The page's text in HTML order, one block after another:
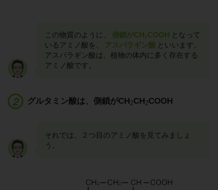
この物質のように、 側鎖がCH2COOH となって
いるアミノ酸を、
アスパラギン酸 といいます。
アスパラギン酸は、植物の体内に多く存在する
アミノ酸です。
グルタミン酸は、側鎖がCH2CH2COOH
それでは、２つ目のアミノ酸を見てみましょ
う。